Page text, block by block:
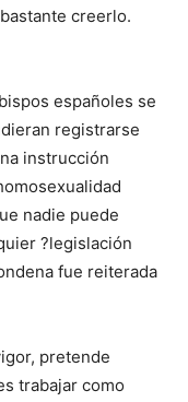
creerlo.
españoles se
registrarse
instrucción
nadie puede
?legislación
fue reiterada
pretende
trabajar como